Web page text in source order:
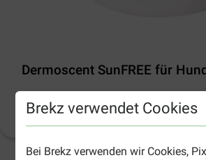
Brekz verwendet Cookies
Bei Brekz verwenden wir Cookies,
Dermoscent SunFREE für
7)